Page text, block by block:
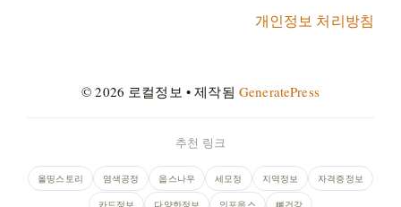
개인정보 처리방침
© 2026 로컬정보 • 제작됨 GeneratePress
추천 링크
올띵스토리 염색공정 웁스나우 세모정 지역정보 자격증정보